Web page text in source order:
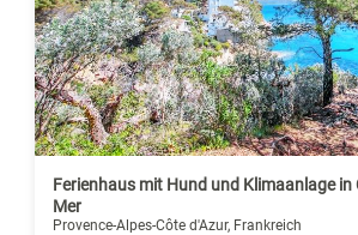
Ferienhaus mit Hund und Klimaanlage in
Mer
Provence-Alpes-Côte d'Azur, Frankreich